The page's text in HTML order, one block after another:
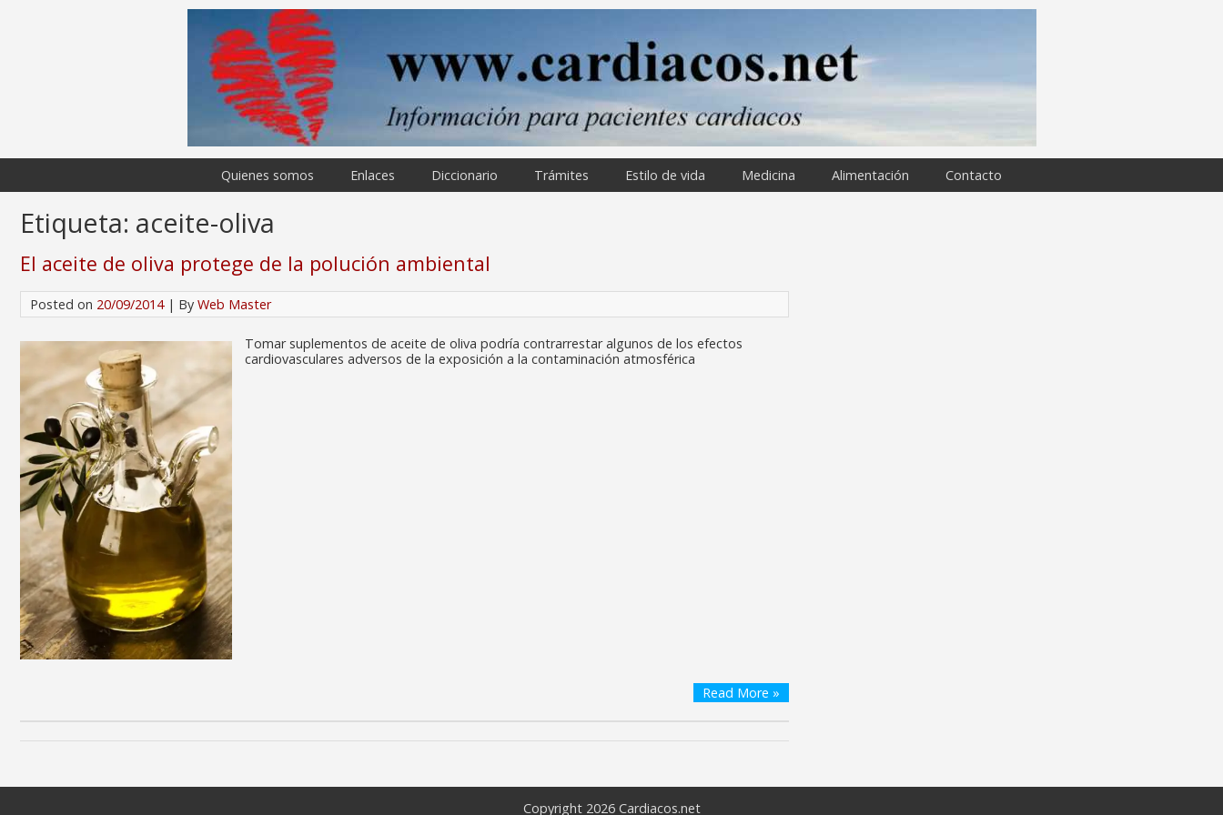
Quienes somos Enlaces Diccionario Trámites Estilo de vida Medicina Alimentación Contacto
Etiqueta: aceite-oliva
El aceite de oliva protege de la polución ambiental
Posted on 20/09/2014| By Web Master
Tomar suplementos de aceite de oliva podría contrarrestar algunos de los efectos
cardiovasculares adversos de la exposición a la contaminación atmosférica
Read More »
Copyright 2026 Cardiacos.net